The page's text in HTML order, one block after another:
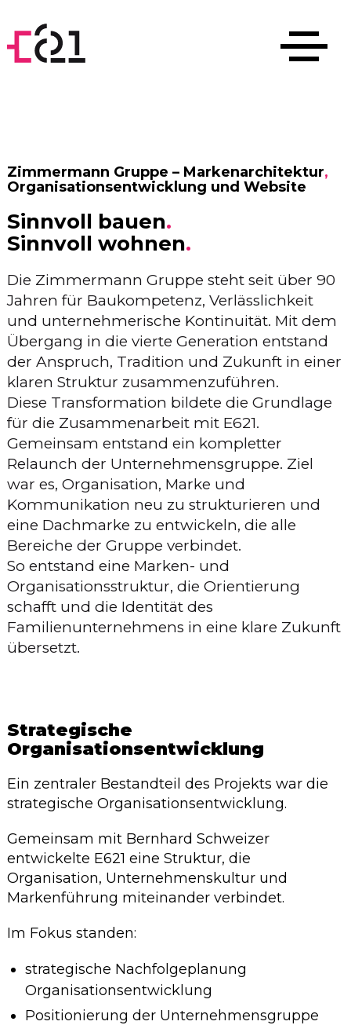
Zimmermann Gruppe – Markenarchitektur,
Organisationsentwicklung und Website
Sinnvoll bauen.
Sinnvoll wohnen.
Die Zimmermann Gruppe steht seit über 90
Jahren für Baukompetenz, Verlässlichkeit
und unternehmerische Kontinuität. Mit dem
Übergang in die vierte Generation entstand
der Anspruch, Tradition und Zukunft in einer
klaren Struktur zusammenzuführen.
Diese Transformation bildete die Grundlage
für die Zusammenarbeit mit E621.
Gemeinsam entstand ein kompletter
Relaunch der Unternehmensgruppe. Ziel
war es, Organisation, Marke und
Kommunikation neu zu strukturieren und
eine Dachmarke zu entwickeln, die alle
Bereiche der Gruppe verbindet.
So entstand eine Marken- und
Organisationsstruktur, die Orientierung
schafft und die Identität des
Familienunternehmens in eine klare Zukunft
übersetzt.
Strategische
Organisationsentwicklung
Ein zentraler Bestandteil des Projekts war die
strategische Organisationsentwicklung.
Gemeinsam mit Bernhard Schweizer
entwickelte E621 eine Struktur, die
Organisation, Unternehmenskultur und
Markenführung miteinander verbindet.
Im Fokus standen:
strategische Nachfolgeplanung
Organisationsentwicklung
Positionierung der Unternehmensgruppe